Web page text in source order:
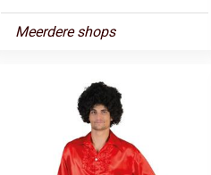
Meerdere shops